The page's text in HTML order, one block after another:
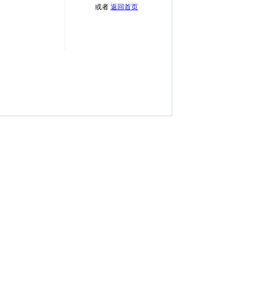
或者返回首页